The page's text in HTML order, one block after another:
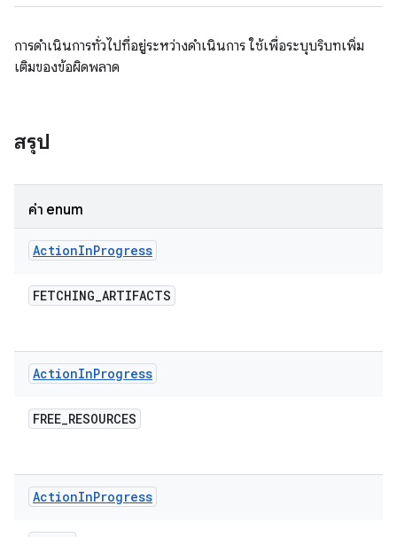
การดำเนินการทั่วไปที่อยู่ระหว่างดำเนินการ ใช้เพื่อระบุบริบทเพิ่ม
เติมของข้อผิดพลาด
สรุป
ค่า enum
ActionInProgress
FETCHING_ARTIFACTS
ActionInProgress
FREE_RESOURCES
ActionInProgress